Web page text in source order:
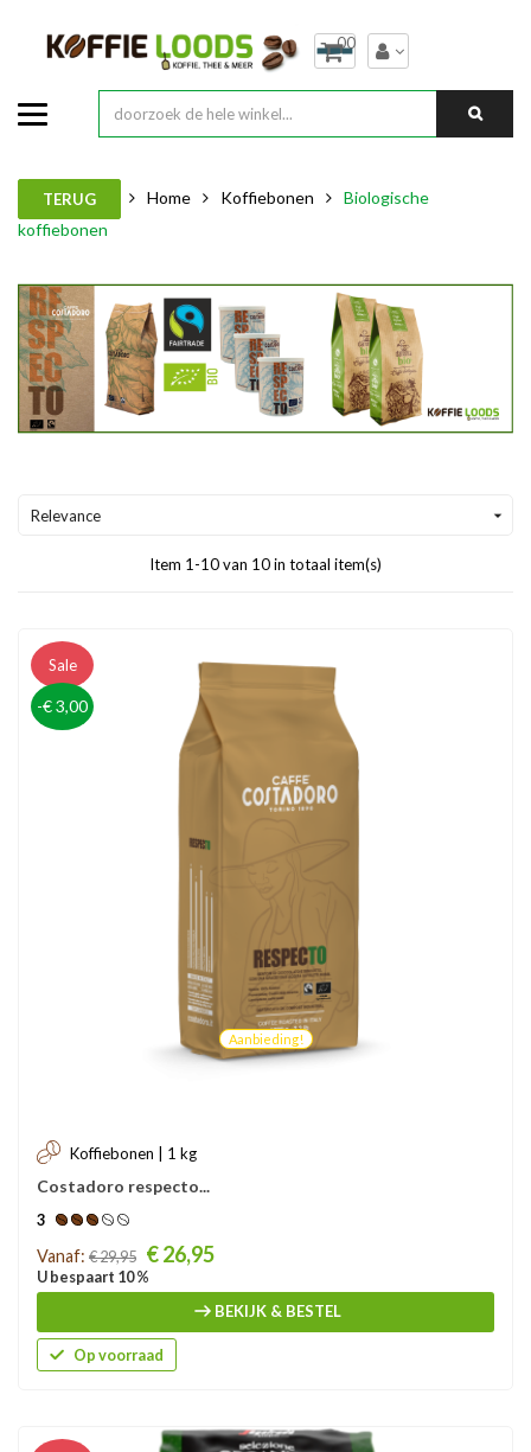
00
TERUG Home Koffiebonen
Biologische
koffiebonen
Relevance 
Item 1-10 van 10 in totaal item(s)
Sale
-€ 3,00
Aanbieding!
Koffiebonen | 1 kg
Costadoro respecto...
3
Prijs
Vanaf: € 29,95 € 26,95
U bespaart 10 %
BEKIJK & BESTEL
Op voorraad